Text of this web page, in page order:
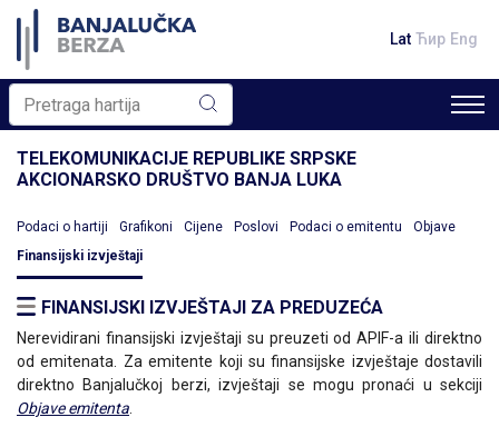
Lat Ћир Eng
TELEKOMUNIKACIJE REPUBLIKE SRPSKE
AKCIONARSKO DRUŠTVO BANJA LUKA
Podaci o hartiji Grafikoni Cijene Poslovi Podaci o emitentu
Objave
Finansijski izvještaji
FINANSIJSKI IZVJEŠTAJI ZA PREDUZEĆA
Nerevidirani finansijski izvještaji su preuzeti od APIF-a ili direktno
od emitenata. Za emitente koji su finansijske izvještaje dostavili
direktno Banjalučkoj berzi, izvještaji se mogu pronaći u sekciji
Objave emitenta